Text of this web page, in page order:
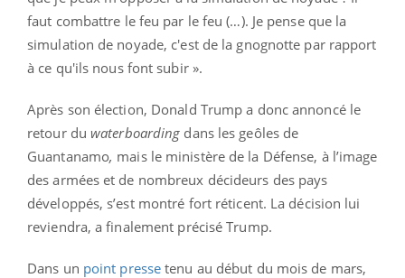
faut combattre le feu par le feu (…). Je pense que la
simulation de noyade, c'est de la gnognotte par rapport
à ce qu'ils nous font subir ».
Après son élection, Donald Trump a donc annoncé le
retour du waterboarding dans les geôles de
Guantanamo, mais le ministère de la Défense, à l’image
des armées et de nombreux décideurs des pays
développés, s’est montré fort réticent. La décision lui
reviendra, a finalement précisé Trump.
Dans un point pressetenu au début du mois de mars,